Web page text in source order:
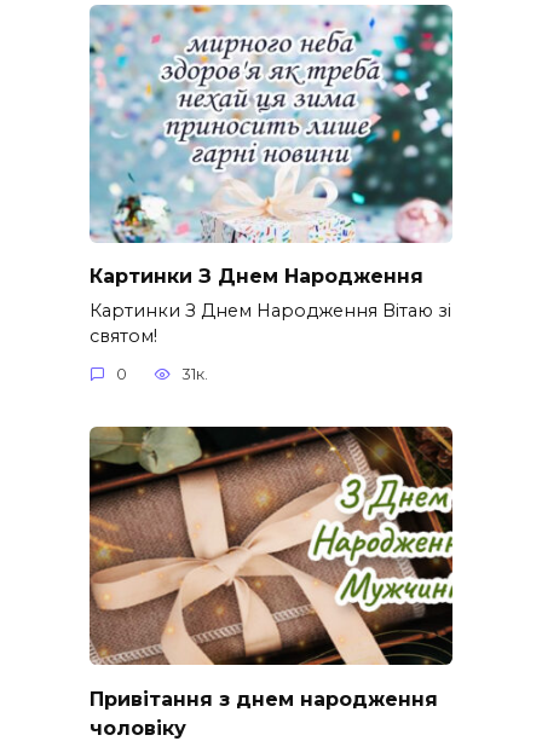
Картинки З Днем Народження
Картинки З Днем Народження Вітаю зі
святом!
0 31к.
Привітання з днем народження
чоловіку